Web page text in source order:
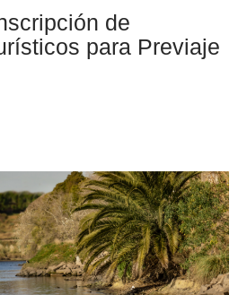
de
para Previaje